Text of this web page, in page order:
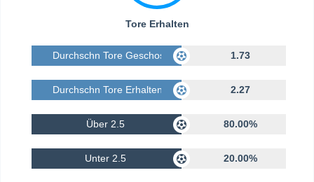
Tore Erhalten
Durchschn Tore Geschossen 1.73
Durchschn Tore Erhalten 2.27
Über 2.5 80.00%
Unter 2.5 20.00%